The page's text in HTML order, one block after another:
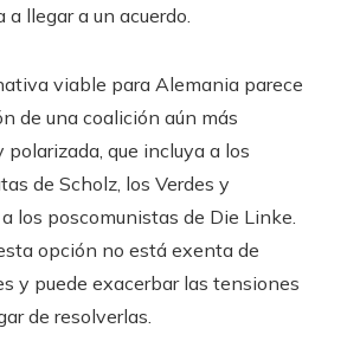
a llegar a un acuerdo.
viable para Alemania parece
de una coalición aún más
que incluya a los
de Scholz, los Verdes y
los poscomunistas de Die Linke.
opción no está exenta de
y puede exacerbar las tensiones
de resolverlas.